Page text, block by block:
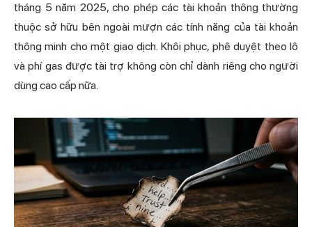
tháng 5 năm 2025, cho phép các tài khoản thông thường
thuộc sở hữu bên ngoài mượn các tính năng của tài khoản
thông minh cho một giao dịch. Khôi phục, phê duyệt theo lô
và phí gas được tài trợ không còn chỉ dành riêng cho người
dùng cao cấp nữa.